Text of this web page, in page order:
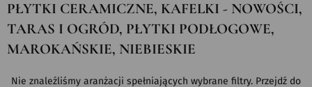
PŁYTKI CERAMICZNE, KAFELKI - NOWOŚCI,
TARAS I OGRÓD, PŁYTKI PODŁOGOWE,
MAROKAŃSKIE, NIEBIESKIE
Nie znaleźliśmy aranżacji spełniających wybrane filtry. Przejdź do